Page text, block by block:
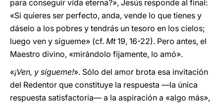
para conseguir vida eterna?», Jesús responde al final:
«Si quieres ser perfecto, anda, vende lo que tienes y
dáselo a los pobres y tendrás un tesoro en los cielos;
luego ven y sígueme» (cf. Mt19, 16-22). Pero antes, el
Maestro divino, «mirándolo fijamente, lo amó».
«¡Ven, y sígueme!». Sólo del amor brota esa invitación
del Redentor que constituye la respuesta —la única
respuesta satisfactoria— a la aspiración a «algo más»,